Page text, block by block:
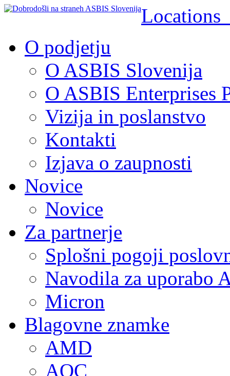
O podjetju
O ASBIS Slovenija
O ASBIS Enterprises
Vizija in poslanstvo
Kontakti
Izjava o zaupnosti
Novice
Novice
Za partnerje
Splošni pogoji
Navodila za uporabo
Micron
Blagovne znamke
AMD
AOC